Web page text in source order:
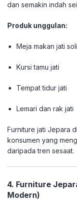
dan semakin indah
Produk unggulan:
Meja makan jati
Kursi tamu jati
Tempat tidur jati
Lemari dan rak jati
Furniture jati Jepara
konsumen yang
daripada tren sesaat.
4. Furniture
Modern)